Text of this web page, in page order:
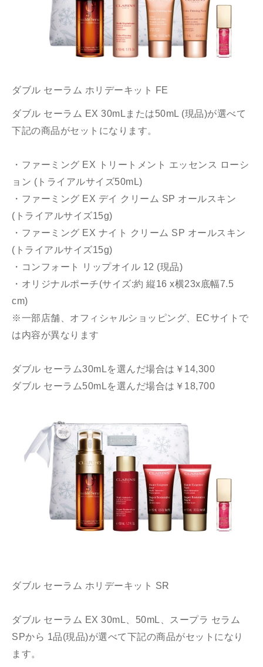
ダブル セーラム ホリデーキット FE
ダブル セーラム EX 30mLまたは50mL (現品)が選べて
下記の商品がセットになります。
・ファーミング EX トリートメント エッセンス ローシ
ョン (トライアルサイズ50mL)
・ファーミング EX デイ クリーム SP オールスキン
(トライアルサイズ15g)
・ファーミング EX ナイト クリーム SP オールスキン
(トライアルサイズ15g)
・コンフォート リップオイル 12 (現品)
・オリジナルポーチ(サイズ:約 縦16 x横23x底幅7.5
cm)
※一部店舗、オフィシャルショッピング、ECサイトで
は内容が異なります
ダブル セーラム30mLを選んだ場合は￥14,300
ダブル セーラム50mLを選んだ場合は￥18,700
ダブル セーラム ホリデーキット SR
ダブル セーラム EX 30mL、50mL、スープラ セラム
SPから 1品(現品)が選べて下記の商品がセットになり
ます。